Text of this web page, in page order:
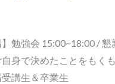
】勉強会 15:00~18:00 /
身で決めたことをもく
講生＆卒業生